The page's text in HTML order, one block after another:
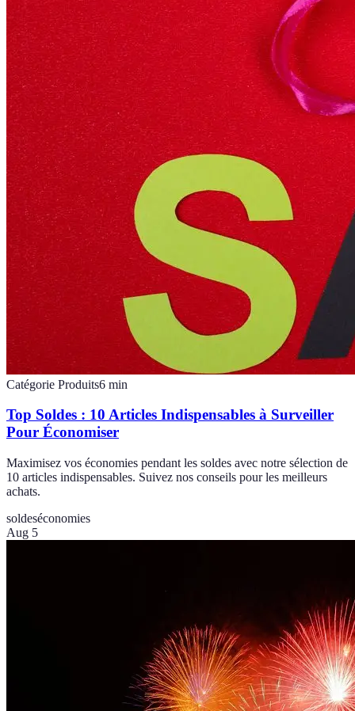
Catégorie Produits6 min
Top Soldes : 10 Articles Indispensables à Surveiller
Pour Économiser
Maximisez vos économies pendant les soldes avec notre sélection de
10 articles indispensables. Suivez nos conseils pour les meilleurs
achats.
soldeséconomies
Aug 5